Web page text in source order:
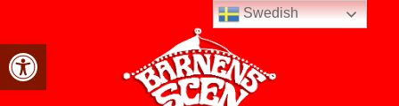
Open toolbar
Swedish